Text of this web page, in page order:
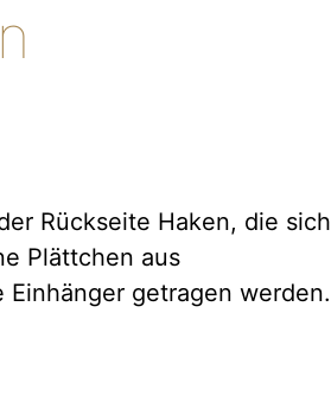
Rückseite Haken, die sich
Plättchen aus
getragen werden.